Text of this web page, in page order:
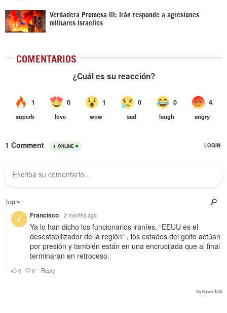
Verdadera Promesa III: Irán responde a agresiones
militares israelíes
COMENTARIOS